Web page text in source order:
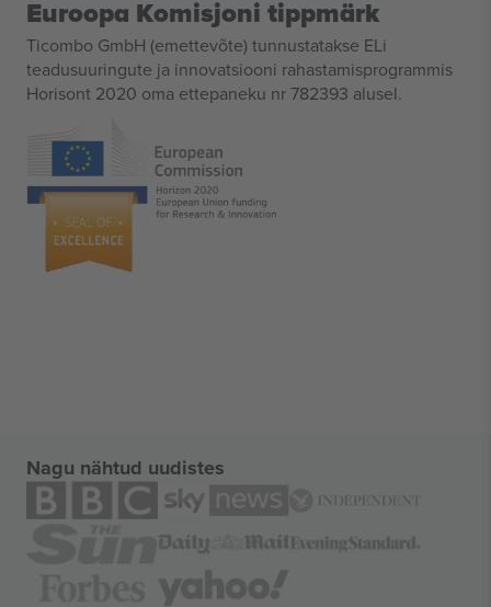
Euroopa Komisjoni tippmärk
Ticombo GmbH (emettevõte) tunnustatakse ELi
teadusuuringute ja innovatsiooni rahastamisprogrammis
Horisont 2020 oma ettepaneku nr 782393 alusel.
Nagu nähtud uudistes